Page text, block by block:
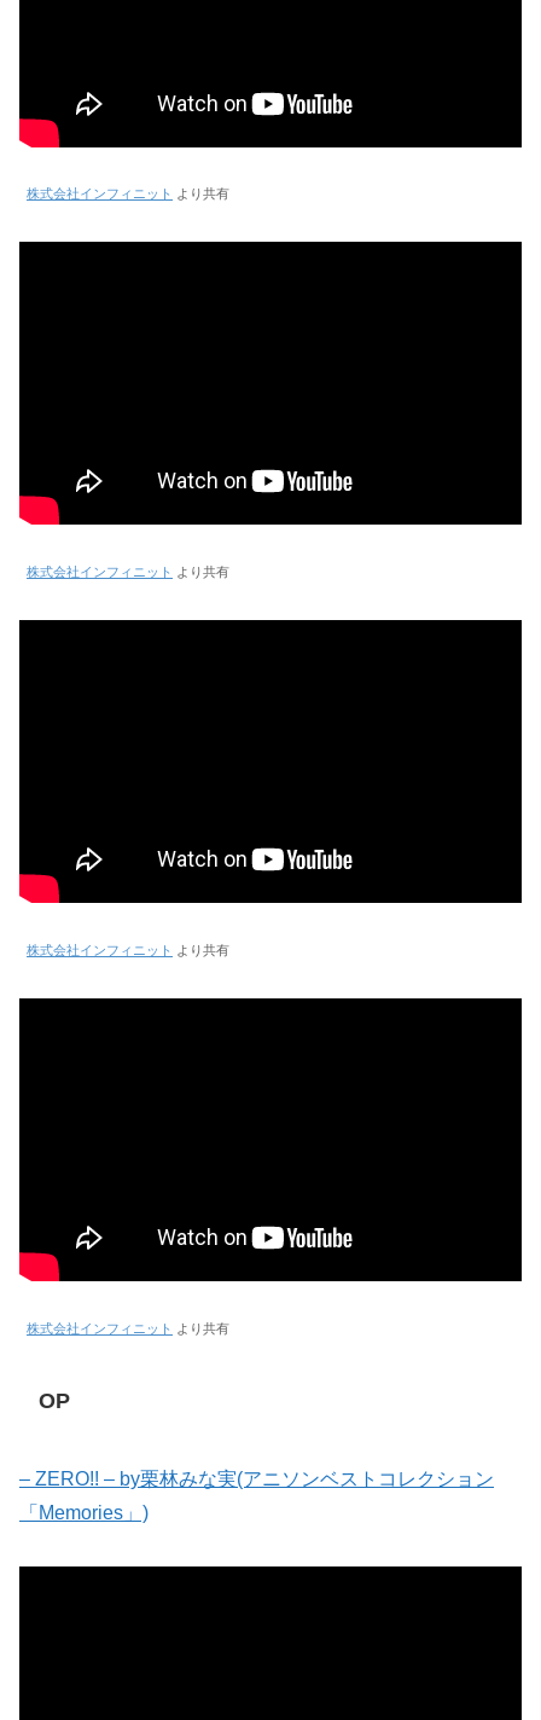
株式会社インフィニット より共有
株式会社インフィニット より共有
株式会社インフィニット より共有
株式会社インフィニット より共有
OP
– ZERO!! – by栗林みな実(アニソンベストコレクション
「Memories」)